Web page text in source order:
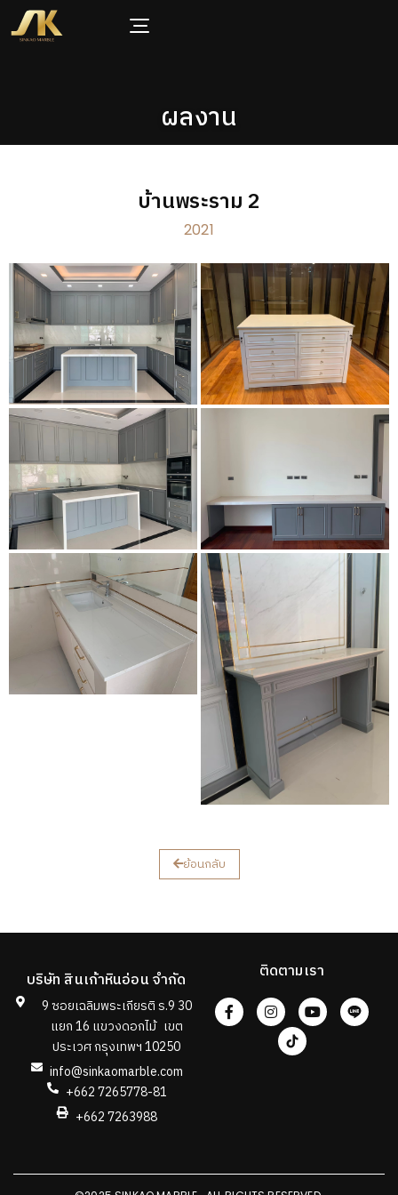
ผลงาน
บ้านพระราม 2
2021
ย้อนกลับ
บริษัท สินเก้าหินอ่อน จำกัด
9 ซอยเฉลิมพระเกียรติ ร.9 30
แยก 16 แขวงดอกไม้ เขต
ประเวศ กรุงเทพฯ 10250
info@sinkaomarble.com
+662 7265778-81
+662 7263988
ติดตามเรา